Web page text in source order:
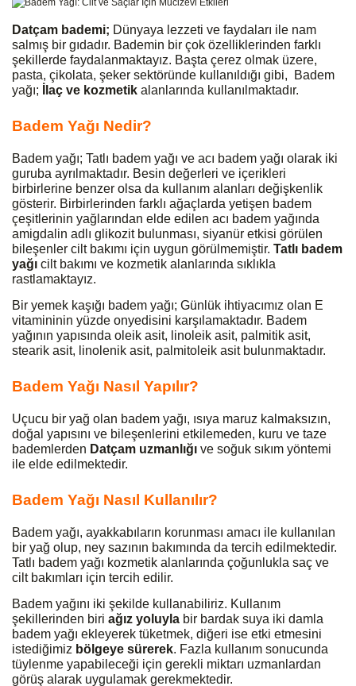
Datçam bademi; Dünyaya lezzeti ve faydaları ile nam
salmış bir gıdadır. Bademin bir çok özelliklerinden farklı
şekillerde faydalanmaktayız. Başta çerez olmak üzere,
pasta, çikolata, şeker sektöründe kullanıldığı gibi, Badem
yağı;
İlaç ve kozmetik alanlarında kullanılmaktadır.
Badem Yağı Nedir?
Badem yağı; Tatlı badem yağı ve acı badem yağı olarak iki
guruba ayrılmaktadır. Besin değerleri ve içerikleri
birbirlerine benzer olsa da kullanım alanları değişkenlik
gösterir. Birbirlerinden farklı ağaçlarda yetişen badem
çeşitlerinin yağlarından elde edilen acı badem yağında
amigdalin adlı glikozit bulunması, siyanür etkisi görülen
bileşenler cilt bakımı için uygun görülmemiştir. Tatlı badem
yağı cilt bakımı ve kozmetik alanlarında sıklıkla
rastlamaktayız.
Bir yemek kaşığı badem yağı; Günlük ihtiyacımız olan E
vitamininin yüzde onyedisini karşılamaktadır. Badem
yağının yapısında oleik asit, linoleik asit, palmitik asit,
stearik asit, linolenik asit, palmitoleik asitbulunmaktadır.
Badem Yağı Nasıl Yapılır?
Uçucu bir yağ olan badem yağı, ısıya maruz kalmaksızın,
doğal yapısını ve bileşenlerini etkilemeden, kuru ve taze
bademlerden Datçam uzmanlığı ve soğuk sıkım yöntemi
ile elde edilmektedir.
Badem Yağı Nasıl Kullanılır?
Badem yağı, ayakkabıların korunması amacı ile kullanılan
bir yağ olup, ney sazının bakımında da tercih edilmektedir.
Tatlı badem yağı kozmetik alanlarında çoğunlukla saç ve
cilt bakımları için tercih edilir.
Badem yağını iki şekilde kullanabiliriz. Kullanım
şekillerinden biri ağız yoluyla bir bardak suya iki damla
badem yağı ekleyerek tüketmek, diğeri ise etki etmesini
istediğimiz bölgeye sürerek. Fazla kullanım sonucunda
tüylenme yapabileceği için gerekli miktarı uzmanlardan
görüş alarak uygulamak gerekmektedir.